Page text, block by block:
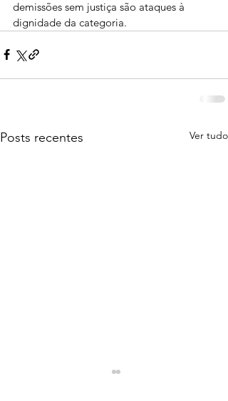
demissões sem justiça são ataques à
dignidade da categoria.
Posts recentes Ver tudo